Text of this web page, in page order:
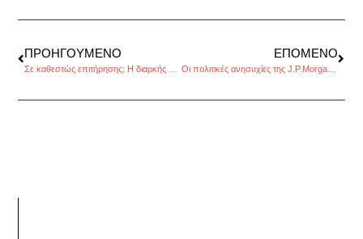
ΠΡΟΗΓΟΎΜΕΝΟ ΕΠΌΜΕΝΟ
Οι πολιτικές ανησυχίες της J.P.Morgan, του Μιχάλη Παπαμιχαήλ